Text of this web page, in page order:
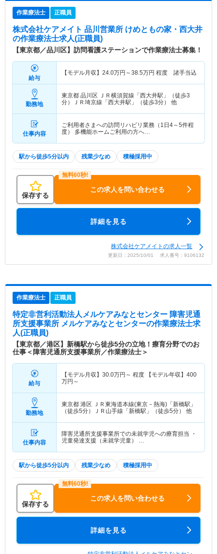
作業療法士 正職員
株式会社ケアメイト 品川営業所 けめともの家・西大井
の作業療法士求人(正職員)
【東京都／品川区】訪問看護ステーションで作業療法士募集！
給与
【モデル月収】 24.0万円～38.5万円 程度 諸手当込
勤務地
東京都 品川区 ＪＲ横須賀線「西大井駅」（徒歩3
分）ＪＲ埼京線「西大井駅」（徒歩3分） 他
仕事内容
ご利用者さまへの訪問リハビリ業務（1日4～5件程
度） 多機能ホームご利用の方へ…
駅から徒歩5分以内 残業少なめ 積極採用中
保存する
この求人を問い合わせる
詳細を見る
株式会社ケアメイトの求人一覧
更新日：2025/10/01 求人番号：9106132
作業療法士 正職員
特定非営利活動法人メルケアみなとセンター 障害児通
所支援事業所 メルケアみなとセンターの作業療法士求
人(正職員)
【東京都／港区】新橋駅から徒歩5分の立地！療育分野でのお
仕事＜障害児通所支援事業所／作業療法士＞
給与
【モデル月収】 30.0万円～ 程度 【モデル年収】 400
万円～
勤務地
東京都 港区 ＪＲ東海道本線(東京－熱海)「新橋駅」
（徒歩5分）ＪＲ山手線「新橋駅」（徒歩5分） 他
仕事内容
障害児通所支援事業所での未就学児への療育担当 ・
児童発達支援（未就学児童） …
駅から徒歩5分以内 残業少なめ 積極採用中
保存する
この求人を問い合わせる
詳細を見る